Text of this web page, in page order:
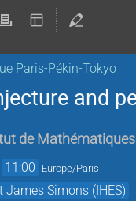
Paris-Pékin-Tokyo
and
de
11:00 Europe/Paris
James Simons (IHES)